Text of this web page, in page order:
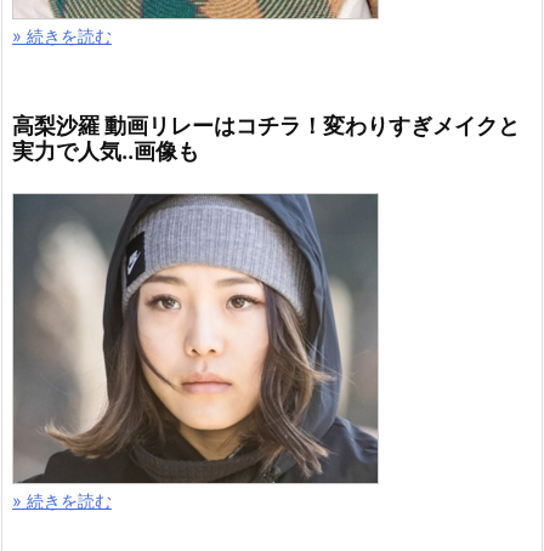
» 続きを読む
高梨沙羅 動画リレーはコチラ！変わりすぎメイクと
実力で人気..画像も
» 続きを読む